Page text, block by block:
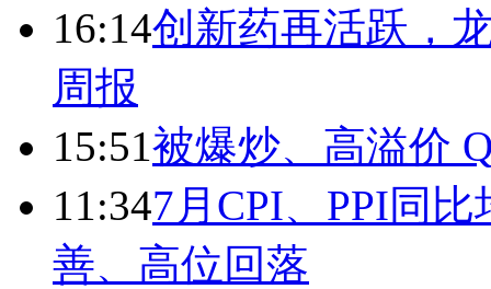
16:14创新药再活跃，
周报
15:51被爆炒、高溢价
11:347月CPI、PPI同
善、高位回落